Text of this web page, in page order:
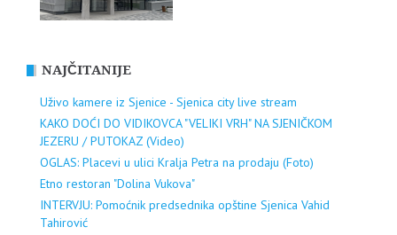
NAJČITANIJE
Uživo kamere iz Sjenice - Sjenica city live stream
KAKO DOĆI DO VIDIKOVCA "VELIKI VRH" NA SJENIČKOM
JEZERU / PUTOKAZ (Video)
OGLAS: Placevi u ulici Kralja Petra na prodaju (Foto)
Etno restoran "Dolina Vukova"
INTERVJU: Pomoćnik predsednika opštine Sjenica Vahid
Tahirović